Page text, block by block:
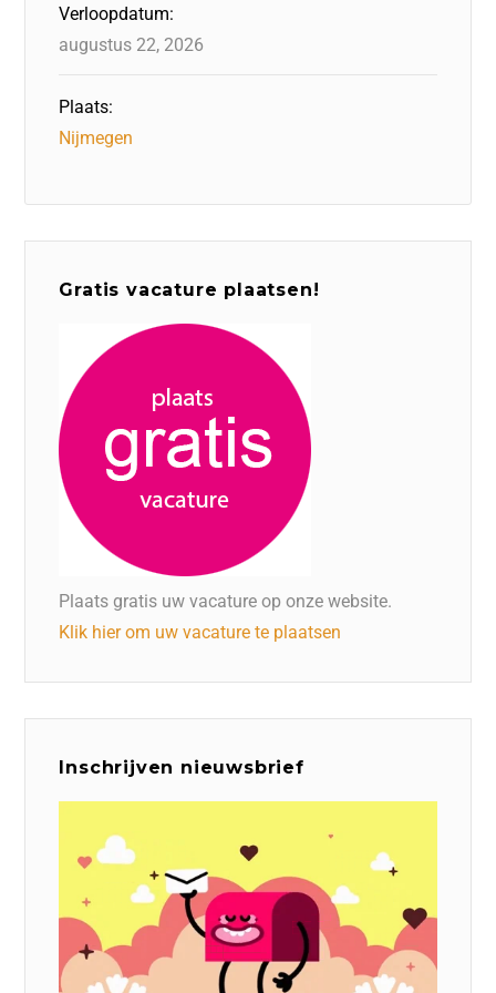
Verloopdatum:
augustus 22, 2026
Plaats:
Nijmegen
Gratis vacature plaatsen!
Plaats gratis uw vacature op onze website.
Klik hier om uw vacature te plaatsen
Inschrijven nieuwsbrief